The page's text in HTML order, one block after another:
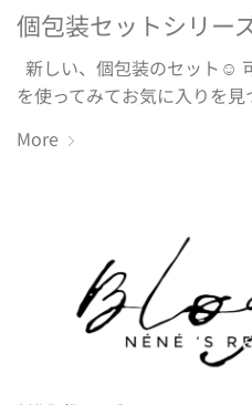
個包装セットシリー
新しい、個包装のセット☺️
を使ってみてお気に入りを
More